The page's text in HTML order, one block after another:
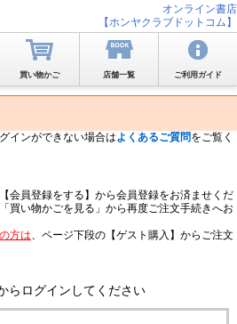
オンライン書店
【ホンヤクラブドットコム】
買い物かご 店舗一覧 ご利用ガイド
インができない場合はよくあるご質問をご覧く
会員登録をする】から会員登録をお済ませくだ
買い物かごを見る」から再度ご注文手続きへお
方は、ページ下段の【ゲスト購入】からご注文
らログインしてください